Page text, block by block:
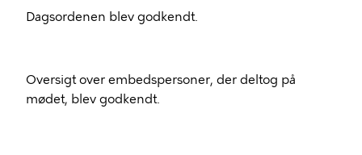
Dagsordenen blev godkendt.
Oversigt over embedspersoner, der deltog på
mødet, blev godkendt.